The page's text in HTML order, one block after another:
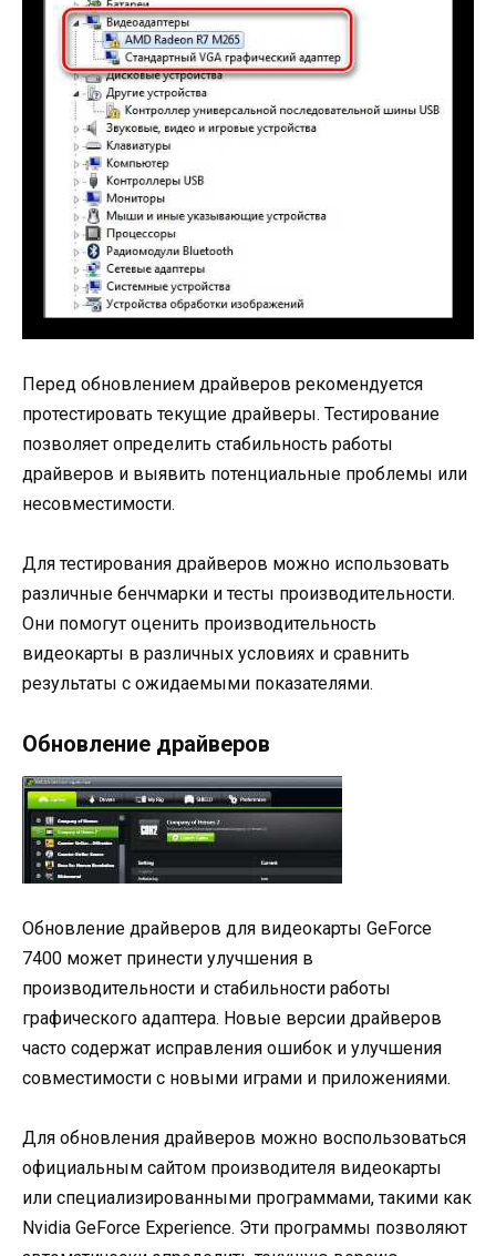
Перед обновлением драйверов рекомендуется
протестировать текущие драйверы. Тестирование
позволяет определить стабильность работы
драйверов и выявить потенциальные проблемы или
несовместимости.
Для тестирования драйверов можно использовать
различные бенчмарки и тесты производительности.
Они помогут оценить производительность
видеокарты в различных условиях и сравнить
результаты с ожидаемыми показателями.
Обновление драйверов
Обновление драйверов для видеокарты GeForce
7400 может принести улучшения в
производительности и стабильности работы
графического адаптера. Новые версии драйверов
часто содержат исправления ошибок и улучшения
совместимости с новыми играми и приложениями.
Для обновления драйверов можно воспользоваться
официальным сайтом производителя видеокарты
или специализированными программами, такими как
Nvidia GeForce Experience. Эти программы позволяют